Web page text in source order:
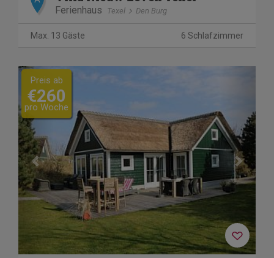
Ferienhaus Texel Den Burg
Max. 13 Gäste 6 Schlafzimmer
Previous
Preis ab
€260
pro Woche